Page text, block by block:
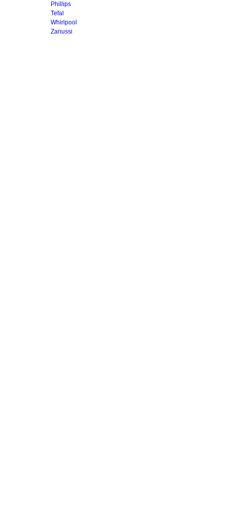
Phillips
Tefal
Whirlpool
Zanussi